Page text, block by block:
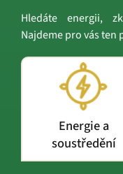
Hledáte energii,
Najdeme pro vás ten
Energie a
soustředění